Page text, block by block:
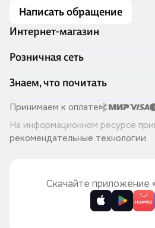
Написать обращение
Интернет-магазин
Акции
Доставка и оплата
Программа лояльности
Подарочные сертификаты
Правила продажи
Политика конфиденциальности
Розничная сеть
Адреса магазинов
Книжный Дозор
О компании
Читай-город для бизнеса
Хотите у нас работать?
Знаем, что почитать
Скоро в продаже
Лучшие из лучших
Читай-журнал
Принимаем к оплате
На информационном ресурсе
рекомендательные технологии.
Скачайте приложение